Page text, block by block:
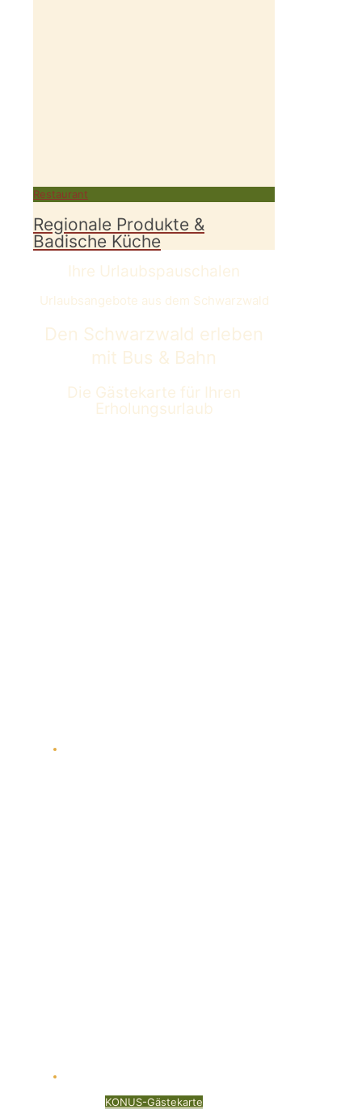
Restaurant
Regionale Produkte &
Badische Küche
Ihre Urlaubspauschalen
Urlaubsangebote aus dem Schwarzwald
Den Schwarzwald erleben
mit Bus & Bahn
Die Gästekarte für Ihren
Erholungsurlaub
KONUS-Gästekarte